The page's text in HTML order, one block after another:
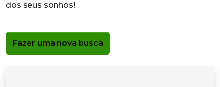
dos seus sonhos!
Fazer uma nova busca